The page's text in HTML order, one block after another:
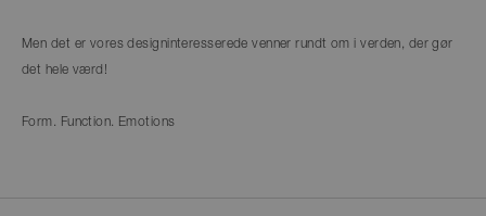
Men det er vores designinteresserede venner rundt om i verden, der gør
det hele værd!
Form. Function. Emotions